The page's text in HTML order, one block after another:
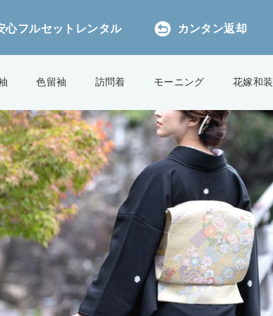
心フルセットレンタル カンタン返却
色留袖 訪問着 モーニング 花嫁和装